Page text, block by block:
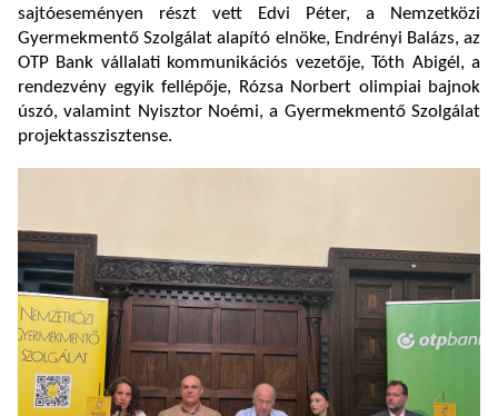
sajtóeseményen részt vett Edvi Péter, a Nemzetközi
Gyermekmentő Szolgálat alapító elnöke, Endrényi Balázs, az
OTP Bank vállalati kommunikációs vezetője, Tóth Abigél, a
rendezvény egyik fellépője, Rózsa Norbert olimpiai bajnok
úszó, valamint Nyisztor Noémi, a Gyermekmentő Szolgálat
projektasszisztense.